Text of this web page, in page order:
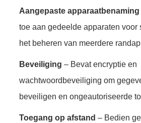
Aangepaste apparaatbenaming
toe aan gedeelde apparaten voor
het beheren van meerdere
Beveiliging – Bevat encryptie en
wachtwoordbeveiliging om
beveiligen en ongeautoriseerde
Toegang op afstand – Bedien